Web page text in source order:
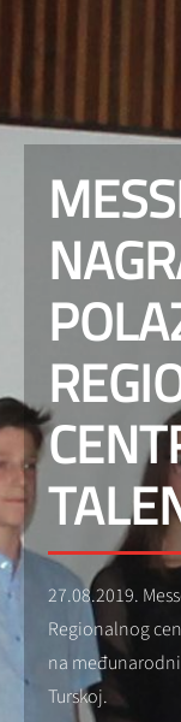
27.08.2019.
Regionalnog
na
Turskoj.